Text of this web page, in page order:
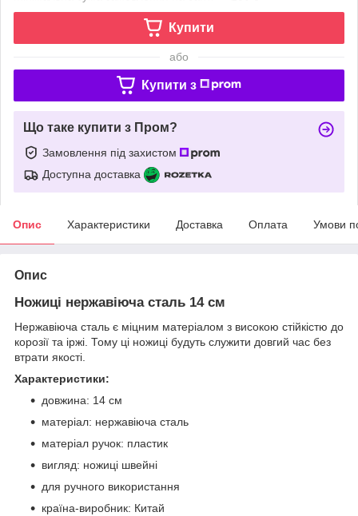
Купити
або
Купити з
Що таке купити з Пром?
Замовлення під захистом
Доступна доставка
Опис Характеристики Доставка Оплата Умови
Опис
Ножиці нержавіюча сталь 14 см
Нержавіюча сталь є міцним матеріалом з високою стійкістю до
корозії та іржі. Тому ці ножиці будуть служити довгий час без
втрати якості.
Характеристики:
довжина: 14 см
матеріал: нержавіюча сталь
матеріал ручок: пластик
вигляд: ножиці швейні
для ручного використання
країна-виробник: Китай